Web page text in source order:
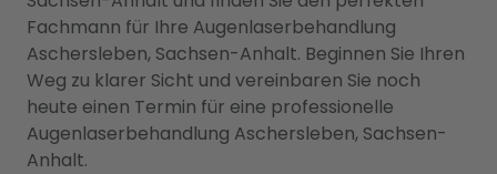
Fachmann für Ihre Augenlaserbehandlung
Aschersleben, Sachsen-Anhalt. Beginnen Sie Ihren
Weg zu klarer Sicht und vereinbaren Sie noch
heute einen Termin für eine professionelle
Augenlaserbehandlung Aschersleben, Sachsen-
Anhalt.